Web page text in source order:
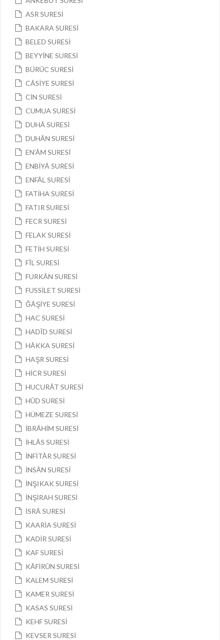
ASR SURESİ
BAKARA SURESİ
BELED SURESİ
BEYYİNE SURESİ
BÜRÛC SURESİ
CÂSİYE SURESİ
CİN SURESİ
CUMUA SURESİ
DUHÂ SURESİ
DUHÂN SURESİ
EN’ÂM SURESİ
ENBİYÂ SURESİ
ENFÂL SURESİ
FATİHA SURESİ
FATIR SURESİ
FECR SURESİ
FELAK SURESİ
FETİH SURESİ
FÎL SURESİ
FURKÂN SURESİ
FUSSİLET SURESİ
ĞÂŞİYE SURESİ
HAC SURESİ
HADÎD SURESİ
HÂKKA SURESİ
HAŞR SURESİ
HİCR SURESİ
HUCURÂT SURESİ
HÛD SURESİ
HÜMEZE SURESİ
İBRÂHİM SURESİ
İHLÂS SURESİ
İNFİTÂR SURESİ
İNSÂN SURESİ
İNŞIKAK SURESİ
İNŞİRAH SURESİ
İSRÂ SURESİ
KAARİA SURESİ
KADİR SURESİ
KAF SURESİ
KÂFİRÛN SURESİ
KALEM SURESİ
KAMER SURESİ
KASAS SURESİ
KEHF SURESİ
KEVSER SURESİ